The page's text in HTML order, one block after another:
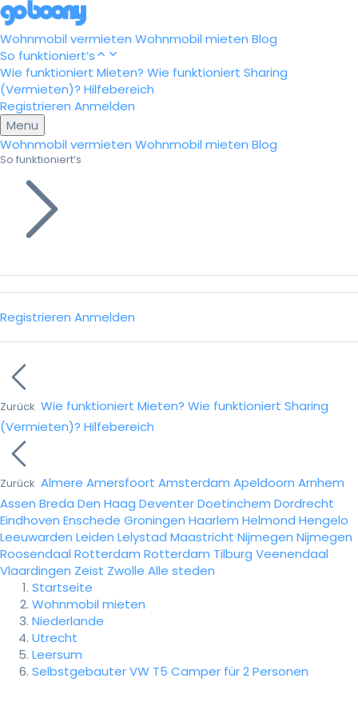
Wohnmobil vermieten Wohnmobil mieten Blog
So funktioniert’s
Wie funktioniert Mieten? Wie funktioniert Sharing
(Vermieten)? Hilfebereich
Registrieren Anmelden
Menu
Wohnmobil vermieten Wohnmobil mieten Blog
So funktioniert’s
Registrieren Anmelden
Zurück Wie funktioniert Mieten? Wie funktioniert Sharing
(Vermieten)? Hilfebereich
Zurück Almere Amersfoort Amsterdam Apeldoorn Arnhem
Assen Breda Den Haag DeventerDoetinchem Dordrecht
Eindhoven Enschede Groningen Haarlem Helmond Hengelo
Leeuwarden Leiden Lelystad Maastricht Nijmegen Nijmegen
Roosendaal Rotterdam Rotterdam Tilburg Veenendaal
Vlaardingen Zeist Zwolle Alle steden
Startseite
Wohnmobil mieten
Niederlande
Utrecht
Leersum
Selbstgebauter VW T5 Camper für 2 Personen